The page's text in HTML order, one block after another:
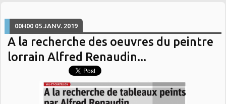
00H00 05 JANV. 2019
A la recherche des oeuvres du peintre
lorrain Alfred Renaudin...